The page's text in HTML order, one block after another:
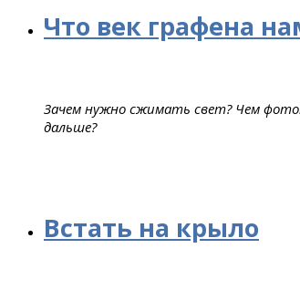
Что век графена
Зачем нужно сжимать свет? Чем
дальше?
Встать на крыло